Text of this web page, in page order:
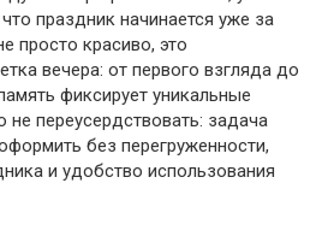
праздник начинается уже за
просто красиво, это
вечера: от первого взгляда до
фиксирует уникальные
переусердствовать: задача
без перегруженности,
и удобство использования